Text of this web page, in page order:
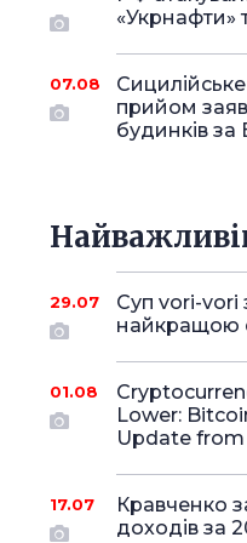
«Укрнафти»
07.08
прийом
будинків за
29.07
Суп vori-vori
найкращою
01.08
Lower:
Update from
17.07
Кравченко
доходів за